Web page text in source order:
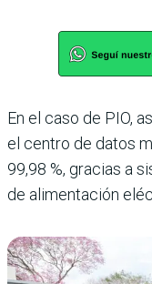
En el caso de PIO,
el centro de datos
99,98 %, gracias a
de alimentación